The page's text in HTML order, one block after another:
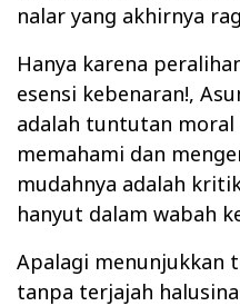
nalar yang akhirnya
Hanya karena
esensi kebenaran!,
adalah tuntutan
memahami dan
mudahnya adalah
hanyut dalam wabah
Apalagi menunjukkan
tanpa terjajah